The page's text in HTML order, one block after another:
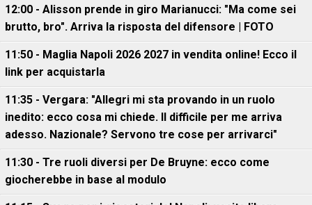
12:00 - Alisson prende in giro Marianucci: "Ma come sei
brutto, bro". Arriva la risposta del difensore | FOTO
11:50 - Maglia Napoli 2026 2027 in vendita online! Ecco il
link per acquistarla
11:35 - Vergara: "Allegri mi sta provando in un ruolo
inedito: ecco cosa mi chiede. Il difficile per me arriva
adesso. Nazionale? Servono tre cose per arrivarci"
11:30 - Tre ruoli diversi per De Bruyne: ecco come
giocherebbe in base al modulo